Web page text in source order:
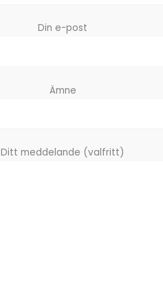
Din e-post
Ämne
Ditt meddelande (valfritt)